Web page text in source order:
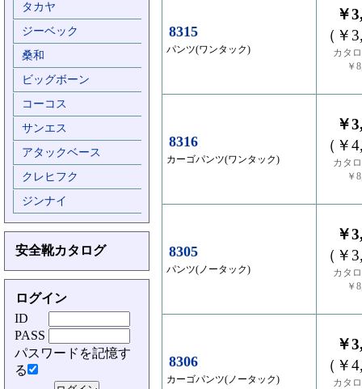
タカヤ
ジーベック
桑和
ビッグボーン
コーコス
サンエス
アタックベース
クレヒフク
ジンナイ
安全靴カタログ
ログイン
ID
PASS
パスワードを記憶す
る
8315
パンツ(ワンタック)
￥
（￥
カタ
￥
8316
カーゴパンツ(ワンタック)
￥
（￥
カタ
￥
8305
パンツ(ノータック)
￥
（￥
カタ
￥
8306
カーゴパンツ(ノータック)
￥
（￥
カタ